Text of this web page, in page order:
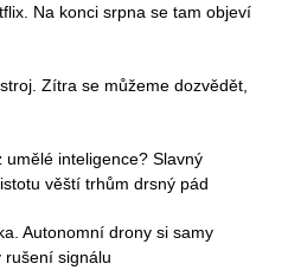
Na konci srpna se tam objeví
Zítra se můžeme dozvědět,
inteligence? Slavný
věští trhům drsný pád
Autonomní drony si samy
rušení signálu